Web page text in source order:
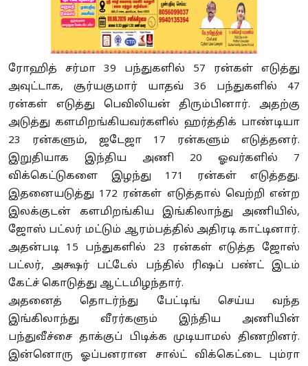
ரோஹித் சர்மா 39 பந்துகளில் 57 ரன்கள் எடுத்து
அவுட்டாக, சூர்யகுமார் யாதவ் 36 பந்துகளில் 47
ரன்கள் எடுத்து பெவிலியன் திரும்பினார். அதற்கு
அடுத்து களமிறங்கியவர்களில் ஹர்த்திக் பாண்டியா
23 ரன்களும், ஜடேஜா 17 ரன்களும் எடுத்தனர்.
இறுதியாக இந்திய அணி 20 ஓவர்களில் 7
விக்கெட்டுகளை இழந்து 171 ரன்கள் எடுத்தது.
இதனையடுத்து 172 ரன்கள் எடுத்தால் வெற்றி என்ற
இலக்குடன் களமிறங்கிய இங்கிலாந்து அணியில்,
ஜோஸ் பட்லர் மட்டும் ஆரம்பத்தில் அதிரடி காட்டினார்.
அதன்படி 15 பந்துகளில் 23 ரன்கள் எடுத்த ஜோஸ்
பட்லர், அக்ஷர் பட்டேல் பந்தில் ரிஷப் பண்ட் இடம்
கேட்ச் கொடுத்து ஆட்டமிழந்தார்.
அதனைத் தொடர்ந்து பேட்டிங் செய்ய வந்த
இங்கிலாந்து வீரர்களும் இந்திய அணியின்
பந்துவீச்சை தாக்குப் பிடிக்க முடியாமல் திணறினர்.
இன்னொரு ஓப்பனரான சால்ட் விக்கெட்டை பும்ரா